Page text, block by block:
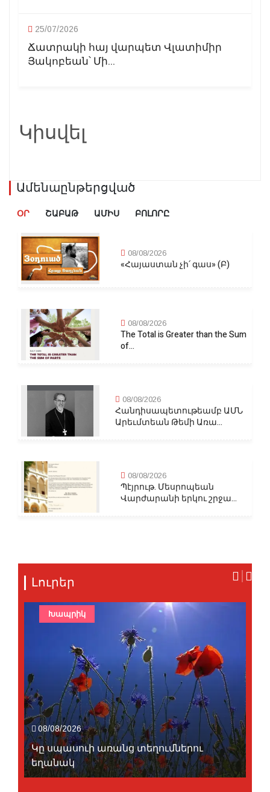
25/07/2026
Ճատրակի հայ վարպետ Վլատիմիր
Յակոբեան՝ Մի...
Կիսվել
Ամենաընթերցված
ՕՐ ՇԱԲԱԹ ԱՄԻՍ ԲՈԼՈՐԸ
08/08/2026
«Հայաստան չի՛ գաս» (Բ)
08/08/2026
The Total is Greater than the Sum
of...
08/08/2026
Հանդիսապետութեամբ ԱՄՆ
Արեւմտեան Թեմի Առա...
08/08/2026
Պէյրութ. Մեսրոպեան
Վարժարանի երկու շրջա...
Լուրեր
08/08/2026
Կը սպասուի առանց տեղումներու
եղանակ
Խապրիկ